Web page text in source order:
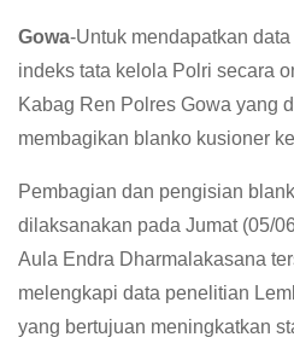
Gowa-Untuk mendapatkan
indeks tata kelola Polri secara
Kabag Ren Polres Gowa yang
membagikan blanko kusioner
Pembagian dan pengisian
dilaksanakan pada Jumat (05/
Aula Endra Dharmalakasana
melengkapi data penelitian
yang bertujuan meningkatkan